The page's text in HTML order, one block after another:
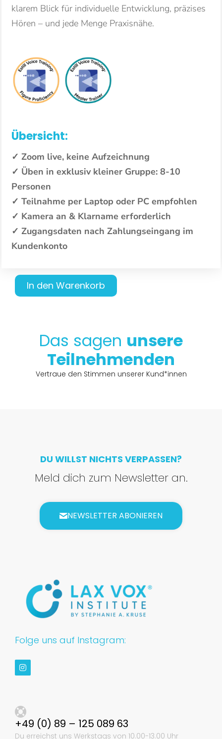
klarem Blick für individuelle Entwicklung, präzises
Hören – und jede Menge Praxisnähe.
Übersicht:
✓ Zoom live, keine Aufzeichnung
✓ Üben in exklusiv kleiner Gruppe: 8-10
Personen
✓ Teilnahme per Laptop oder PC empfohlen
✓ Kamera an & Klarname erforderlich
✓ Zugangsdaten nach Zahlungseingang im
Kundenkonto
In den Warenkorb
Das sagen unsere
Teilnehmenden
Vertraue den Stimmen unserer Kund*innen
DU WILLST NICHTS VERPASSEN?
Meld dich zum Newsletter an.
NEWSLETTER ABONIEREN
Folge uns auf Instagram:
+49 (0) 89 – 125 089 63
Du erreichst uns Werkstags von 10.00-13.00 Uhr